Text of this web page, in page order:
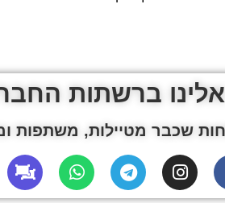
ברשתות
שכבר מטיילות, משתפות